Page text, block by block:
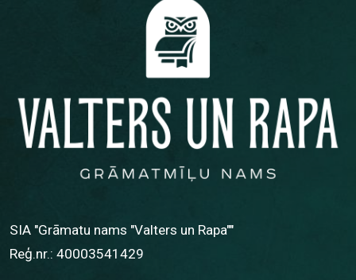
SIA "Grāmatu nams "Valters un Rapa""
Reģ.nr.: 40003541429